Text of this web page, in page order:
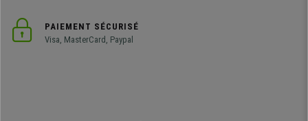
PAIEMENT SÉCURISÉ
Visa, MasterCard, Paypal